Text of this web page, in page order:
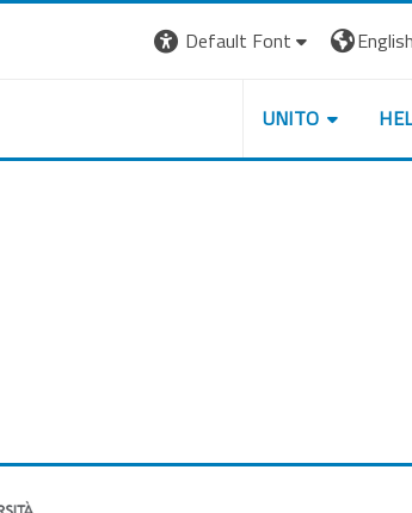
Default Font
UNITO